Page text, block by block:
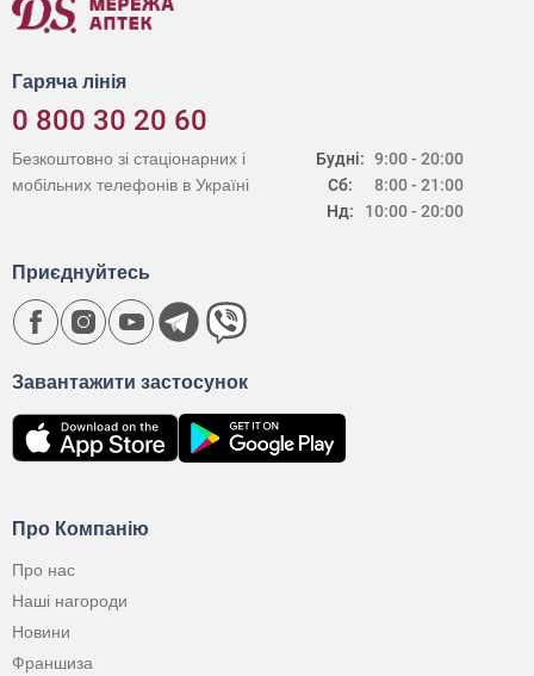
Гаряча лінія
0 800 30 20 60
Будні:
Сб:
Нд:
9:00 - 20:00
8:00 - 21:00
10:00 - 20:00
Безкоштовно зі стаціонарних і
мобільних телефонів в Україні
Про Компанію
Про нас
Наші нагороди
Новини
Франшиза
Завантажити застосунок
Приєднуйтесь